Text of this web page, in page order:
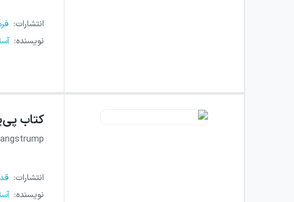
انتشارات:
نویسنده:
کتاب
انتشارات:
نویسنده: